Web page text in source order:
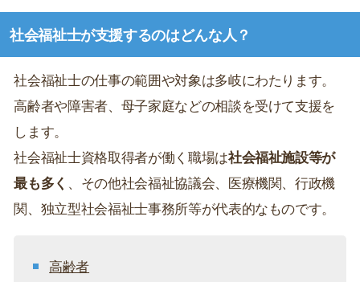
社会福祉士が支援するのはどんな人？
社会福祉士の仕事の範囲や対象は多岐にわたります。
高齢者や障害者、母子家庭などの相談を受けて支援を
します。
社会福祉士資格取得者が働く職場は社会福祉施設等が
最も多く 、その他社会福祉協議会、医療機関、行政機
関、独立型社会福祉士事務所等が代表的なものです。
高齢者